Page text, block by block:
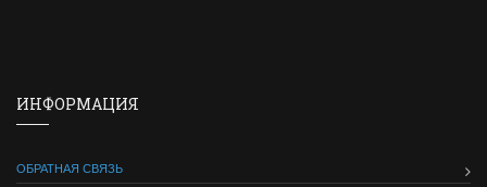
ИНФОРМАЦИЯ
ОБРАТНАЯ СВЯЗЬ